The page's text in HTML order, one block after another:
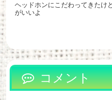
ヘッドホンにこだわってきたけ
がいいよ
コメント